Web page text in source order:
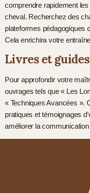
comprendre rapidement
cheval. Recherchez des
plateformes pédagogiques
Cela enrichira votre
Livres et
Pour approfondir votre
ouvrages tels que « Les
« Techniques Avancées ».
pratiques et témoignages
améliorer la